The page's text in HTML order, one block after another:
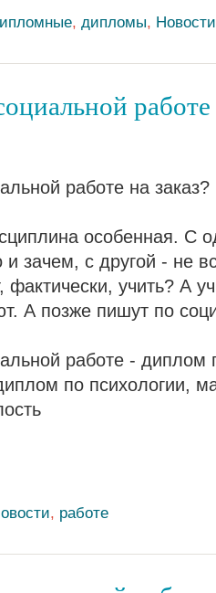
, дипломы, Новости
работе
работе на заказ?
особенная. С
и зачем, с другой - не
фактически, учить? А
А позже пишут по
работе - диплом
по психологии,
, работе